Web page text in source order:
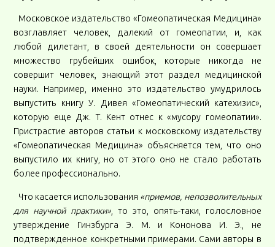
Московское издательство «Гомеопатическая Медицина»
возглавляет человек, далекий от гомеопатии, и, как
любой дилетант, в своей деятельности он совершает
множество грубейших ошибок, которые никогда не
совершит человек, знающий этот раздел медицинской
науки. Например, именно это издательство умудрилось
выпустить книгу У. Дивея «Гомеопатический катехизис»,
которую еще Дж. Т. Кент отнес к «мусору гомеопатии».
Пристрастие авторов статьи к московскому издательству
«Гомеопатическая Медицина» объясняется тем, что оно
выпустило их книгу, но от этого оно не стало работать
более профессионально.
Что касается использования «приемов, непозволительных
для научной практики» , то это, опять-таки, голословное
утверждение Гинзбурга Э. М. и Кононова И. Э., не
подтвержденное конкретными примерами. Сами авторы в